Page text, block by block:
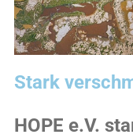
Stark
HOPE e.V.